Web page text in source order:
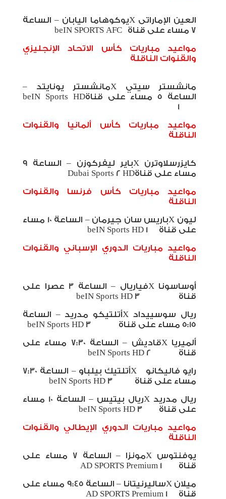
العين الإماراتى Xيوكوهاما اليابان – الساعة
7 مساء على قناة
beIN SPORTS AFC
مواعيد مباريات كأس الاتحاد الإنجليزي
والقنوات الناقلة
مانشستر سيتي Xمانشستر يونايتد –
الساعة 5 مساء على قناة
beIN Sports HD
1
مواعيد مباريات كأس ألمانيا والقنوات
الناقلة
كايزرسلاوترن X
باير ليفركوزن – الساعة 9
مساء على قناةDubai Sports 2 HD
مواعيد مباريات كأس فرنسا والقنوات
الناقلة
ليون X
باريس سان جيرمان – الساعة 10 مساء
على قناة beIN Sports HD 1
مواعيد مباريات الدوري الإسباني والقنوات
الناقلة
أوساسونا X
فياريال – الساعة 3 عصرا على
قناة beIN Sports HD 3
ريال سوسييداد Xأتلتيكو مدريد – الساعة
5:15 مساء على قناة
beIN Sports HD 3
ألميريا X
قاديش – الساعة 7:30 مساء على
قناة beIN Sports HD 2
رايو فاليكانو X
أتلتيك بيلباو – الساعة 7:30
مساء على قناة beIN Sports HD 3
ريال مدريد X
ريال بيتيس – الساعة 10 مساء
على قناة beIN Sports HD 3
مواعيد مباريات الدوري الإيطالي والقنوات
الناقلة
يوفنتوس X
مونزا – الساعة 7 مساء على
قناة AD SPORTS Premium 1
ميلان X
ساليرنيتانا – الساعة 9:45 مساء على
قناة AD SPORTS Premium 1